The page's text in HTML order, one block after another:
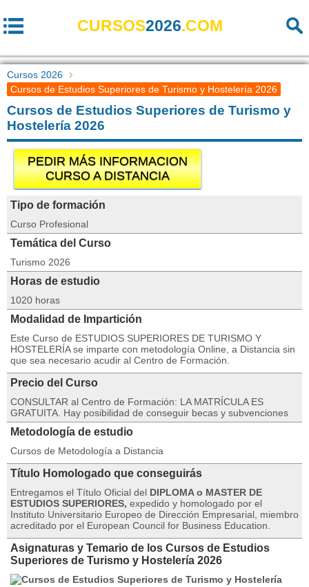
CURSOS2026.COM
Cursos 2026
Cursos de Estudios Superiores de Turismo y Hostelería 2026
Cursos de Estudios Superiores de Turismo y
Hostelería 2026
PEDIR MÁS INFORMACION
CURSO A DISTANCIA
Tipo de formación
Curso Profesional
Temática del Curso
Turismo 2026
Horas de estudio
1020 horas
Modalidad de Impartición
Este Curso de ESTUDIOS SUPERIORES DE TURISMO Y
HOSTELERÍA se imparte con metodología Online, a Distancia sin
que sea necesario acudir al Centro de Formación.
Precio del Curso
CONSULTAR al Centro de Formación: LA MATRÍCULA ES
GRATUITA. Hay posibilidad de conseguir becas y subvenciones
Metodología de estudio
Cursos de Metodología a Distancia
Título Homologado que conseguirás
Entregamos el Título Oficial del DIPLOMA o MASTER DE
ESTUDIOS SUPERIORES, expedido y homologado por el
Instituto Universitario Europeo de Dirección Empresarial, miembro
acreditado por el European Council for Business Education.
Asignaturas y Temario de los Cursos de Estudios
Superiores de Turismo y Hostelería 2026